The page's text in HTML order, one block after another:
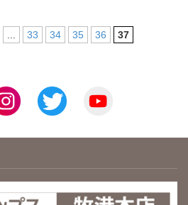
... 33 34 35 36 37